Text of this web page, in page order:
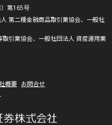
第165号
第二種金融商品取引業協会、一般社
引業協会、一般社団法人 資産運用業
概要 お問合せ